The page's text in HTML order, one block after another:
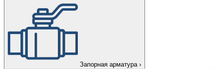
Запорная арматура ›